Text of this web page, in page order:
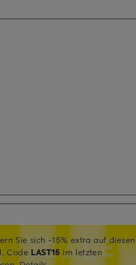
Sie sich -15% extra auf diesen
Code LAST15 im letzten